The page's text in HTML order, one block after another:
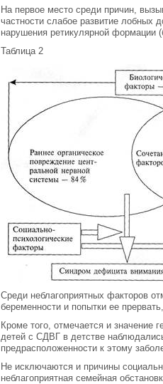
На первое место среди причин,
частности слабое развитие лобных
нарушения ретикулярной формации
Таблица 2
Среди неблагоприятных факторов
беременности и попытки ее
Кроме того, отмечается и значение
детей с СДВГ в детстве
предрасположенности к этому
Не исключаются и причины
неблагоприятная семейная